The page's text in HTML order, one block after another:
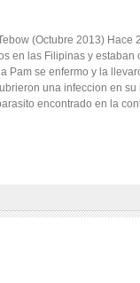
(Octubre 2013) Hace
en las Filipinas y estaban
Pam se enfermo y la
una infeccion en su
encontrado en la